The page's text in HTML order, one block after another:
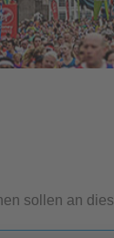
sollen an